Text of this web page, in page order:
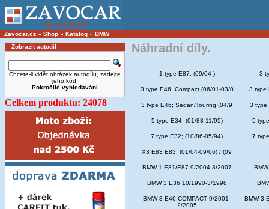
Zavocar.cz » Shop » Katalog » BMW
Zobrazit autodíl
Chcete-li vidět obrázek autodílu, zadejte
jeho kód.
Pokročilé vyhledávání
Celkem produktu: 24078
Náhradní díly.
1 type E87; (09/04-) 3
3 type E46; Compact (06/01-03/0 3 type
3 type E46; Sedan/Touring (04/9 3 type
5 type E34; (01/88-11/95) 5
7 type E32; (10/86-05/94) 7
X3 E83 E83; (01/04-09/06) / (09
BMW 1 E81/E87 9/2004-3/2007
BMW 3 E36 10/1990-3/1998
BMW 3 E46 COMPACT 9/2001-
2/2005
BMW 3